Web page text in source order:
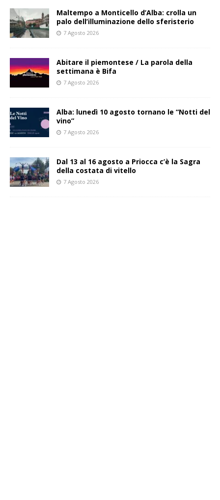
Maltempo a Monticello d’Alba: crolla un
palo dell’illuminazione dello sferisterio
7 Agosto 2026
Abitare il piemontese / La parola della
settimana è Bifa
7 Agosto 2026
Alba: lunedì 10 agosto tornano le “Notti del
vino”
7 Agosto 2026
Dal 13 al 16 agosto a Priocca c’è la Sagra
della costata di vitello
7 Agosto 2026